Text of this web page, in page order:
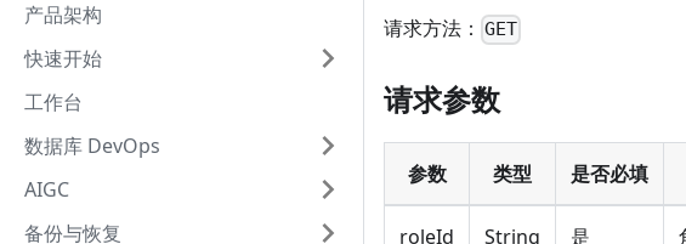
产品架构
快速开始
工作台
数据库 DevOps
AIGC
备份与恢复
请求方法： GET
请求参数
参数 类型 是否必填
roleId String 是